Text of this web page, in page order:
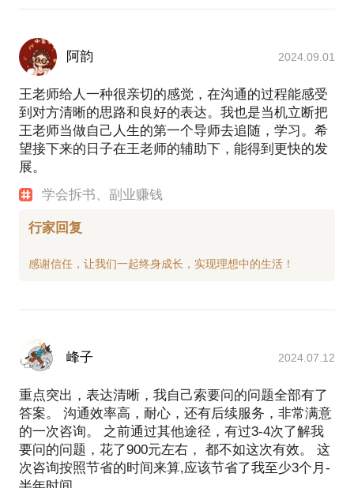
阿韵 2024.09.01
王老师给人一种很亲切的感觉，在沟通的过程能感受
到对方清晰的思路和良好的表达。我也是当机立断把
王老师当做自己人生的第一个导师去追随，学习。希
望接下来的日子在王老师的辅助下，能得到更快的发
展。
学会拆书、副业赚钱
行家回复
峰子 2024.07.12
重点突出，表达清晰，我自己索要问的问题全部有了
答案。 沟通效率高，耐心，还有后续服务，非常满意
的一次咨询。 之前通过其他途径，有过3-4次了解我
要问的问题，花了900元左右， 都不如这次有效。 这
次咨询按照节省的时间来算,应该节省了我至少3个月-